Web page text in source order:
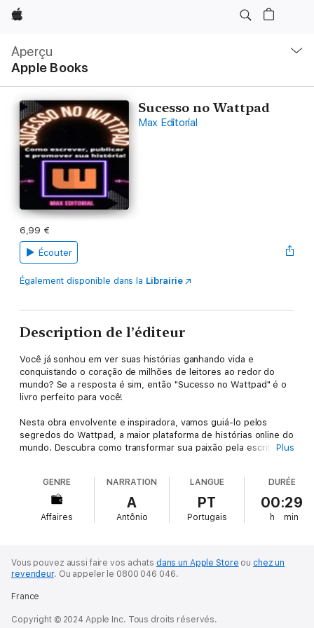
Apple
Aperçu
Apple Books
locale
Ouvrir
menu
Sucesso no Wattpad
Max Editorial
6,99 €
Écouter
Également disponible dans la Librairie
Description de l’éditeur
Você já sonhou em ver suas histórias ganhando vida e
conquistando o coração de milhões de leitores ao redor do
mundo? Se a resposta é sim, então "Sucesso no Wattpad" é o
livro perfeito para você!
Nesta obra envolvente e inspiradora, vamos guiá-lo pelos
segredos do Wattpad, a maior plataforma de histórias online do
mundo. Descubra como transformar sua paixão pela escrita em
Com dicas práticas e conselhos valiosos, este livro é um
verdadeiro guia para autores em ascensão. Aprenda a criar
personagens cativantes, desenvolver tramas envolventes e
essenciais sobre estrutura narrativa, diálogos autênticos e
técnicas de escrita que farão sua história se destacar entre as
lo a navegar pelos bastidores da plataforma, revelando
Plus
GENRE
Affaires
NARRATION
A
Antônio
LANGUE
PT
Portugais
DURÉE
00:29
h min
Vous pouvez aussi faire vos achats dans un Apple Store ou chez un
revendeur. Ou appeler le 0800 046 046.
France
Copyright © 2024 Apple Inc. Tous droits réservés.